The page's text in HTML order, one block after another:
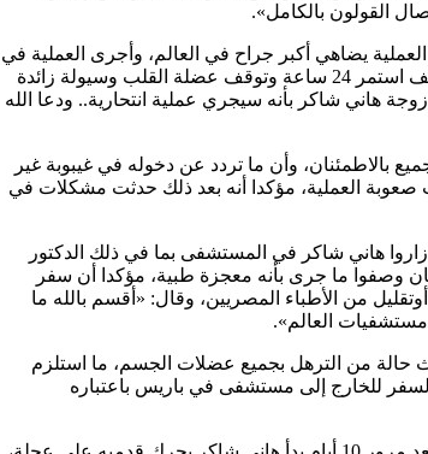
القولون بالكامل».
يضاهي أكبر جراح في العالم، وأجرى العملية في
ظروف صعبة بعد تعرض هاني لنزيف استمر 24 ساعة وتوقف عضلة القلب وسيولة زائدة
هاني شاكر بأنه سيجري عملية انتحارية.. ودعا الله
بالاطمئنان، وأن ما تردد عن دخوله في غيبوبة غير
العملية، مؤكدا أنه بعد ذلك حدثت مشكلات في
هاني شاكر في المستشفى بما في ذلك الدكتور
وصفوا ما جرى بأنه معجزة طبية، مؤكدا أن سفر
من الأطباء المصريين، وقال: «أقسم بالله ما
العالم».
من الترهل بجميع عضلات الجسم، ما استلزم
للخارج إلى مستشفى في باريس باعتباره